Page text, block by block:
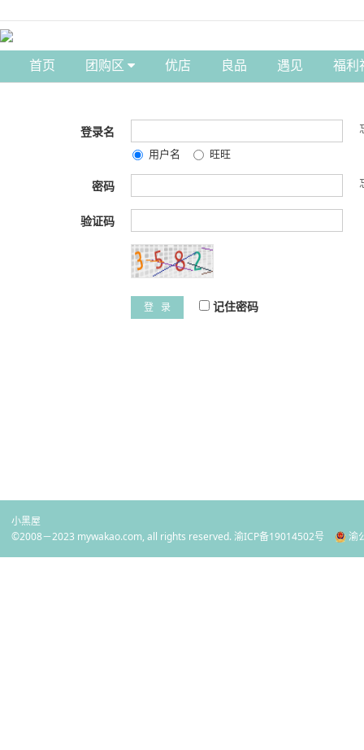
首页 团购区 优店 良品 遇见 福利
登录名
用户名 旺旺
密码
验证码
登 录 记住密码
小黑屋
©2008－2023 mywakao.com, all rights reserved.渝ICP备19014502号 渝